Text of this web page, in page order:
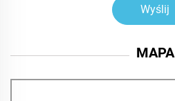
Wyślij
MAPA